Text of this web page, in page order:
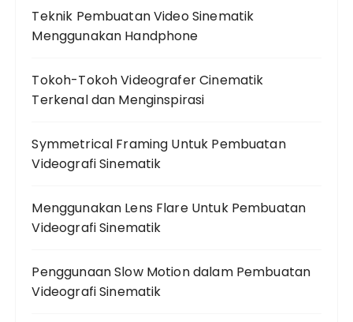
Teknik Pembuatan Video Sinematik
Menggunakan Handphone
Tokoh-Tokoh Videografer Cinematik
Terkenal dan Menginspirasi
Symmetrical Framing Untuk Pembuatan
Videografi Sinematik
Menggunakan Lens Flare Untuk Pembuatan
Videografi Sinematik
Penggunaan Slow Motion dalam Pembuatan
Videografi Sinematik